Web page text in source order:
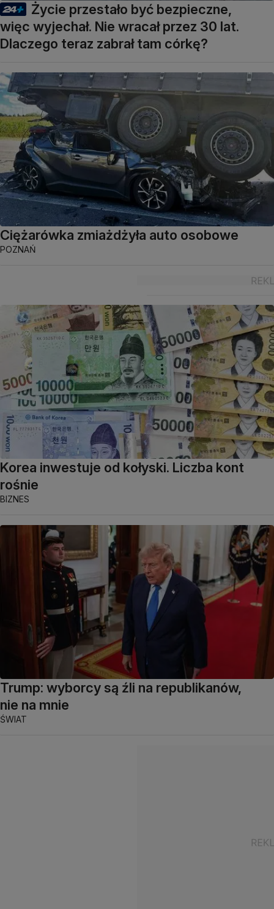
Życie przestało być bezpieczne,
więc wyjechał. Nie wracał przez 30 lat.
Dlaczego teraz zabrał tam córkę?
Ciężarówka zmiażdżyła auto osobowe
POZNAŃ
Korea inwestuje od kołyski. Liczba kont
rośnie
BIZNES
Trump: wyborcy są źli na republikanów,
nie na mnie
ŚWIAT